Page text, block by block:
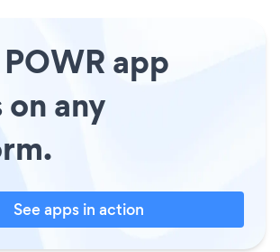
app
any
See apps in action